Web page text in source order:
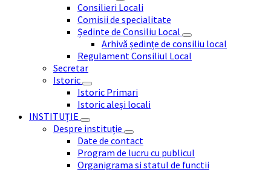
Consilieri Locali
Comisii de specialitate
Ședinte de Consiliu Local
Arhivă ședințe de consiliu local
Regulament Consiliul Local
Secretar
Istoric
Istoric Primari
Istoric aleși locali
INSTITUȚIE
Despre instituție
Date de contact
Program de lucru cu publicul
Organigrama si statul de functii